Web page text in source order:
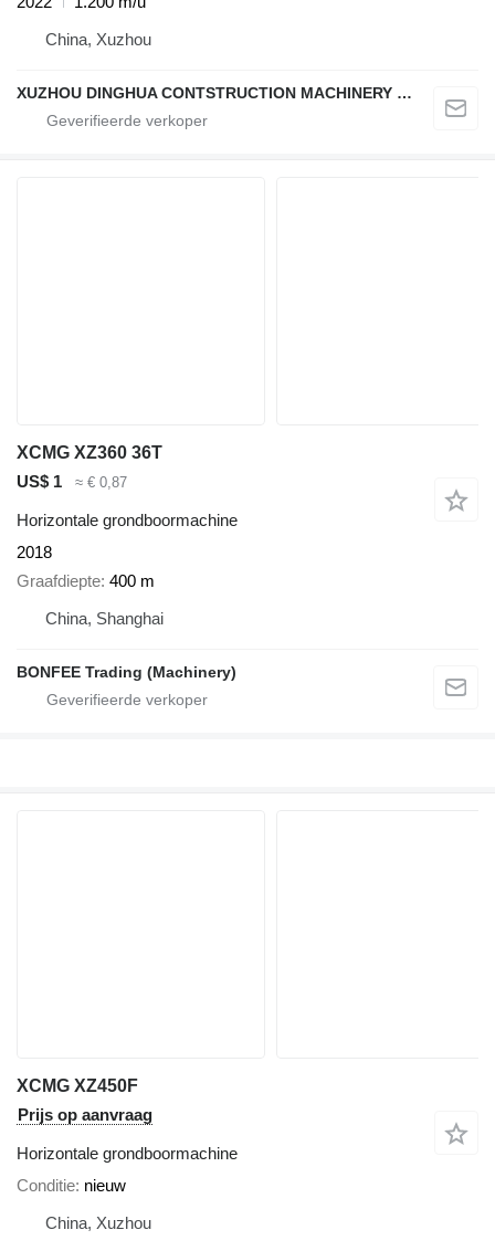
China, Xuzhou
XUZHOU DINGHUA CONTSTRUCTION MACHINERY CO., LTD.
XCMG XZ360 36T
US$ 1
≈ € 0,87
Horizontale grondboormachine
2018
Graafdiepte 400 m
China, Shanghai
BONFEE Trading (Machinery)
XCMG XZ450F
Prijs op aanvraag
Horizontale grondboormachine
Conditie nieuw
China, Xuzhou